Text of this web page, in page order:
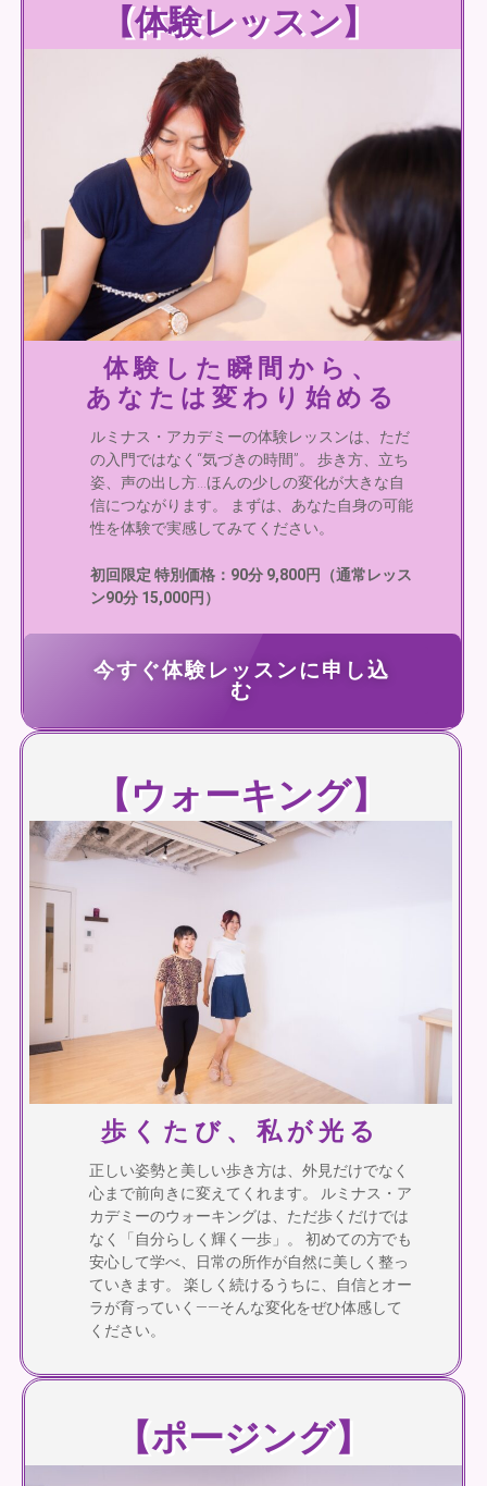
【体験レッスン】
体験した瞬間から、
あなたは変わり始める
ルミナス・アカデミーの体験レッスンは、ただ
の入門ではなく“気づきの時間”。 歩き方、立ち
姿、声の出し方…ほんの少しの変化が大きな自
信につながります。 まずは、あなた自身の可能
性を体験で実感してみてください。
初回限定 特別価格：90分 9,800円（通常レッス
ン90分 15,000円）
今すぐ体験レッスンに申し込
む
【ウォーキング】
歩くたび、私が光る
正しい姿勢と美しい歩き方は、外見だけでなく
心まで前向きに変えてくれます。 ルミナス・ア
カデミーのウォーキングは、ただ歩くだけでは
なく「自分らしく輝く一歩」。 初めての方でも
安心して学べ、日常の所作が自然に美しく整っ
ていきます。 楽しく続けるうちに、自信とオー
ラが育っていく――そんな変化をぜひ体感して
ください。
【ポージング】